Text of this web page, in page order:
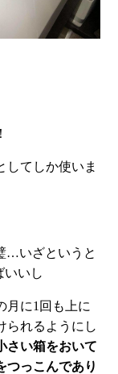
してしか使いま
…いざというと
いいし
月に1回も上に
られるようにし
さい箱をおいて
つっこんであり